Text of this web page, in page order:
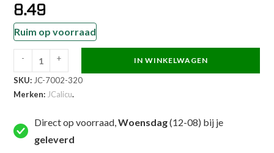
8.49
Ruim op voorraad
JCalicu
Taekwondoband
-
-
- + IN WINKELWAGEN
SKU: JC-7002-320
Merken: JCalicu.
Direct op voorraad,Woensdag(12-08) bij je
geleverd